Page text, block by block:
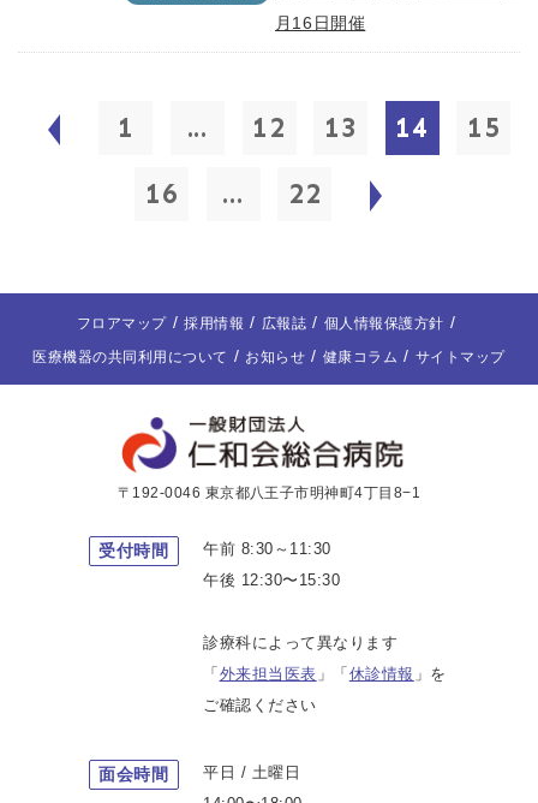
月16日開催
1 ... 12 13 14
15
16
... 22
フロアマップ 採用情報 広報誌
個人情報保護方針
医療機器の共同利用について
お知らせ 健康コラム サイトマップ
〒192-0046 東京都八王子市明神町4丁目8−1
受付時間
午前 8:30～11:30
午後 12:30〜15:30
診療科によって異なります
「 外来担当医表 」「 休診情報 」を
ご確認ください
面会時間
平日 / 土曜日